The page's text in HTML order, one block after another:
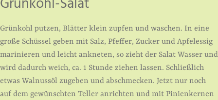
Grünkohl-Salat
Grünkohl putzen, Blätter klein zupfen und waschen. In eine
große Schüssel geben mit Salz, Pfeffer, Zucker und Apfelessig
marinieren und leicht ankneten, so zieht der Salat Wasser und
wird dadurch weich, ca. 1 Stunde ziehen lassen. Schließlich
etwas Walnussöl zugeben und abschmecken. Jetzt nur noch
auf dem gewünschten Teller anrichten und mit Pinienkernen